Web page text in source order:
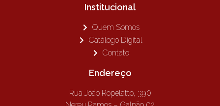
Institucional
Quem Somos
Catálogo Digital
Contato
Endereço
Rua João Ropelatto, 390